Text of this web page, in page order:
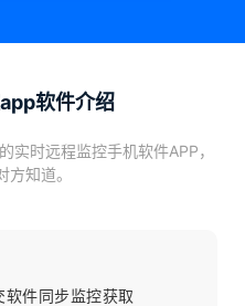
软件介绍
实时远程监控手机软件APP，
方知道。
软件同步监控获取